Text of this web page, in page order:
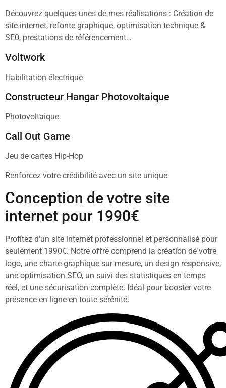
Découvrez quelques-unes de mes réalisations : Création de
site internet, refonte graphique, optimisation technique &
SE0, prestations de référencement…
Voltwork
Habilitation électrique
Constructeur Hangar Photovoltaique
Photovoltaique
Call Out Game
Jeu de cartes Hip-Hop
Renforcez votre crédibilité avec un site unique
Conception de votre site
internet pour 1990€
Profitez d’un site internet professionnel et personnalisé pour
seulement 1990€. Notre offre comprend la création de votre
logo, une charte graphique sur mesure, un design responsive,
une optimisation SEO, un suivi des statistiques en temps
réel, et une sécurisation complète. Idéal pour booster votre
présence en ligne en toute sérénité.